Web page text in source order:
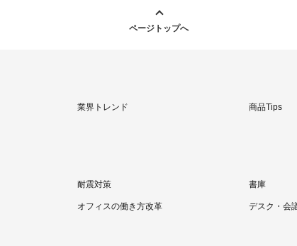
ページトップへ
業界トレンド 商品Tips
耐震対策 書庫
オフィスの働き方改革 デスク・会